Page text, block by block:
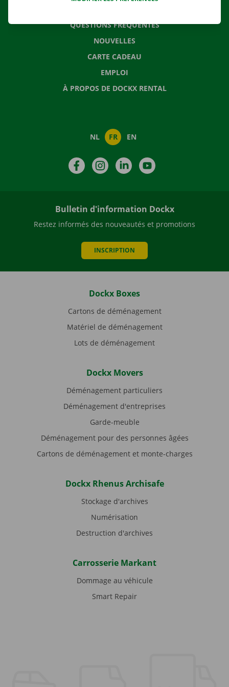
QUESTIONS FRÉQUENTES
NOUVELLES
CARTE CADEAU
EMPLOI
À PROPOS DE DOCKX RENTAL
NL FR EN
FacebookInstagramLinkedIn
Bulletin d'information Dockx
Restez informés des nouveautés et promotions
INSCRIPTION
Dockx Boxes
Cartons de déménagement
Matériel de déménagement
Lots de déménagement
Dockx Movers
Déménagement particuliers
Déménagement d'entreprises
Garde-meuble
Déménagement pour des personnes âgées
Cartons de déménagement et monte-charges
Dockx Rhenus Archisafe
Stockage d'archives
Numérisation
Destruction d'archives
Carrosserie Markant
Dommage au véhicule
Smart Repair